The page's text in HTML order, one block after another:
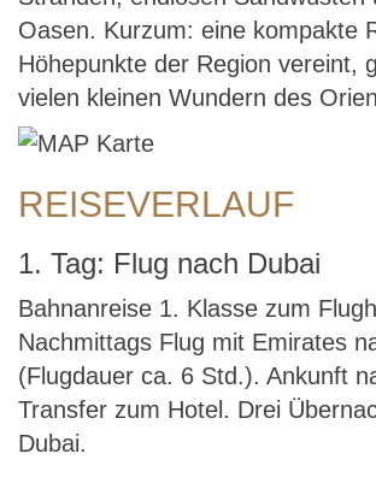
Oasen. Kurzum: eine kompakte
Höhepunkte der Region vereint,
vielen kleinen Wundern des
REISEVERLAUF
1. Tag: Flug nach Dubai
Bahnanreise 1. Klasse zum
Nachmittags Flug mit Emirates
(Flugdauer ca. 6 Std.). Ankunft
Transfer zum Hotel. Drei
Dubai.